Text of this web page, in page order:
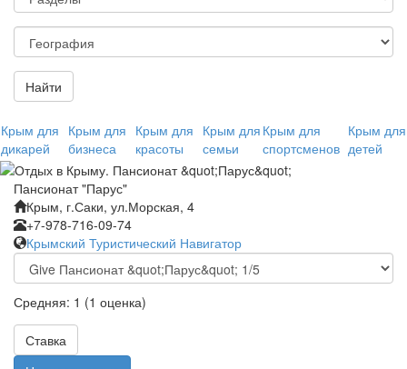
Найти
Крым для
дикарей
Крым для
бизнеса
Крым для
красоты
Крым для
семьи
Крым для
спортсменов
Крым для
детей
Пансионат "Парус"
Крым, г.Саки, ул.Морская, 4
+7-978-716-09-74
Крымский Туристический Навигатор
Средняя: 1 (1 оценка)
Ставка